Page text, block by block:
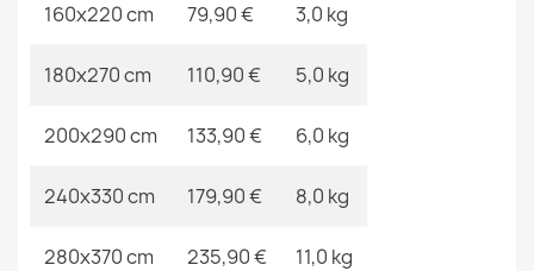
Tappeto BONO Arcobaleno, cuori crema/marrone
Tappeto BONO Spazio, pianeti crema/antracite
160x220 cm 79,90 € 3,0 kg
180x270 cm 110,90 € 5,0 kg
200x290 cm 133,90 € 6,0 kg
240x330 cm 179,90 € 8,0 kg
280x370 cm 235,90 € 11,0 kg